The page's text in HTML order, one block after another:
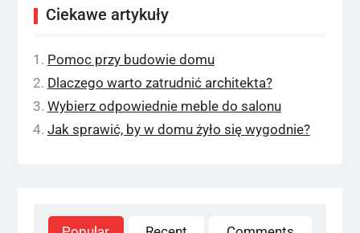
Ciekawe artykuły
Pomoc przy budowie domu
Dlaczego warto zatrudnić architekta?
Wybierz odpowiednie meble do salonu
Jak sprawić, by w domu żyło się wygodnie?